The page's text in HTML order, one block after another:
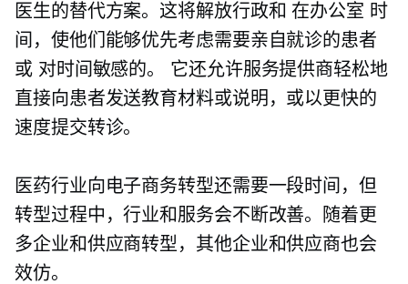
医生的替代方案。这将解放行政和 在办公室 时
间，使他们能够优先考虑需要亲自就诊的患者
或 对时间敏感的。
它还允许服务提供商轻松地
直接向患者发送教育材料或说明，或以更快的
速度提交转诊。
医药行业向电子商务转型还需要一段时间，但
转型过程中，行业和服务会不断改善。随着更
多企业和供应商转型，其他企业和供应商也会
效仿。